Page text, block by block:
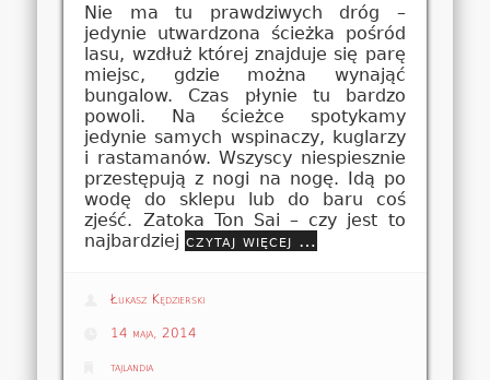
Nie ma tu prawdziwych dróg –
jedynie utwardzona ścieżka pośród
lasu, wzdłuż której znajduje się parę
miejsc, gdzie można wynająć
bungalow. Czas płynie tu bardzo
powoli. Na ścieżce spotykamy
jedynie samych wspinaczy, kuglarzy
i rastamanów. Wszyscy niespiesznie
przestępują z nogi na nogę. Idą po
wodę do sklepu lub do baru coś
zjeść. Zatoka Ton Sai – czy jest to
najbardziej czytaj więcej …
Łukasz Kędzierski
14 maja, 2014
tajlandia